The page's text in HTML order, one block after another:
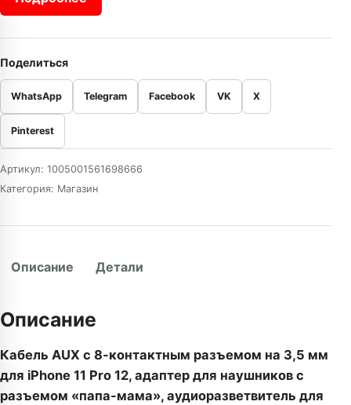
Поделиться
WhatsApp Telegram Facebook VK X
Pinterest
Артикул: 1005001561698666
Категория: Магазин
Описание Детали
Описание
Кабель AUX с 8-контактным разъемом на 3,5 мм
для iPhone 11 Pro 12, адаптер для наушников с
разъемом «папа-мама», аудиоразветвитель для